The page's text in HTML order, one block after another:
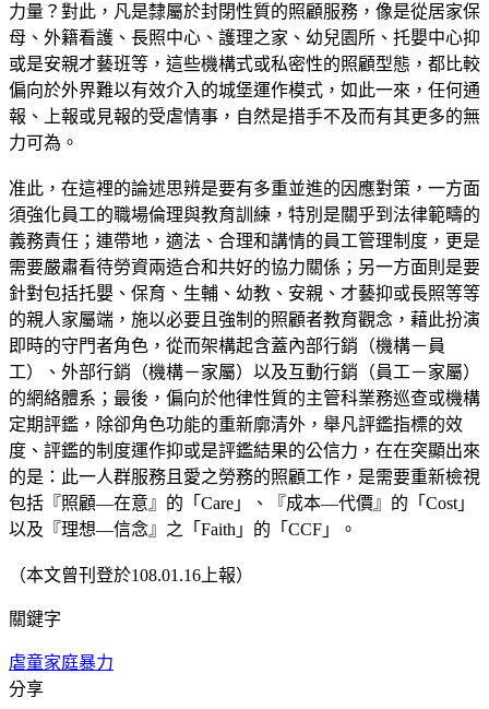
力量？對此，凡是隸屬於封閉性質的照顧服務，像是從居家保
母、外籍看護、長照中心、護理之家、幼兒園所、托嬰中心抑
或是安親才藝班等，這些機構式或私密性的照顧型態，都比較
偏向於外界難以有效介入的城堡運作模式，如此一來，任何通
報、上報或見報的受虐情事，自然是措手不及而有其更多的無
力可為。
准此，在這裡的論述思辨是要有多重並進的因應對策，一方面
須強化員工的職場倫理與教育訓練，特別是關乎到法律範疇的
義務責任；連帶地，適法、合理和講情的員工管理制度，更是
需要嚴肅看待勞資兩造合和共好的協力關係；另一方面則是要
針對包括托嬰、保育、生輔、幼教、安親、才藝抑或長照等等
的親人家屬端，施以必要且強制的照顧者教育觀念，藉此扮演
即時的守門者角色，從而架構起含蓋內部行銷（機構－員
工）、外部行銷（機構－家屬）以及互動行銷（員工－家屬）
的網絡體系；最後，偏向於他律性質的主管科業務巡查或機構
定期評鑑，除卻角色功能的重新廓清外，舉凡評鑑指標的效
度、評鑑的制度運作抑或是評鑑結果的公信力，在在突顯出來
的是：此一人群服務且愛之勞務的照顧工作，是需要重新檢視
包括『照顧—在意』的「Care」、『成本—代價』的「Cost」
以及『理想—信念』之「Faith」的「CCF」。
（本文曾刊登於108.01.16上報）
關鍵字
虐童家庭暴力
分享